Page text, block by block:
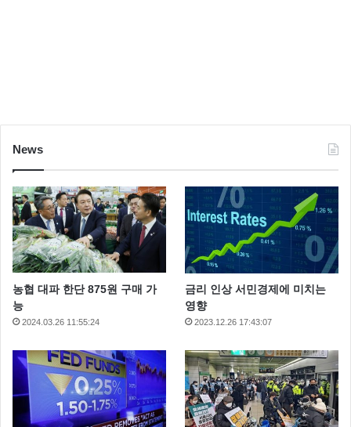
News
농협 대파 한단 875원 구매 가
능
2024.03.26 11:55:24
금리 인상 서민경제에 미치는
영향
2023.12.26 17:43:07